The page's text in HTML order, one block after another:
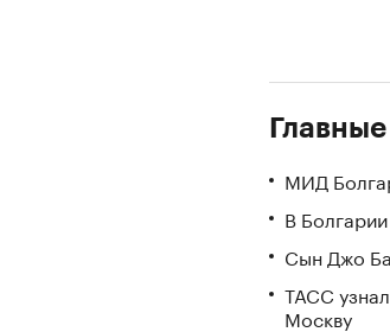
МИД
В
Сын Джо
ТАСС
Москву